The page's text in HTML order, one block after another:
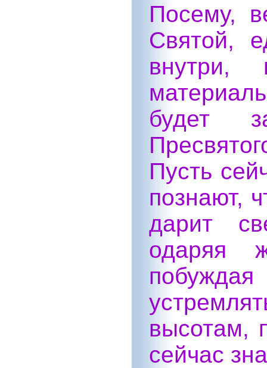
Посему,
Святой,
внутри,
будет
Пусть
познают,
дарит
одаряя
побуждая
высотам,
сейчас